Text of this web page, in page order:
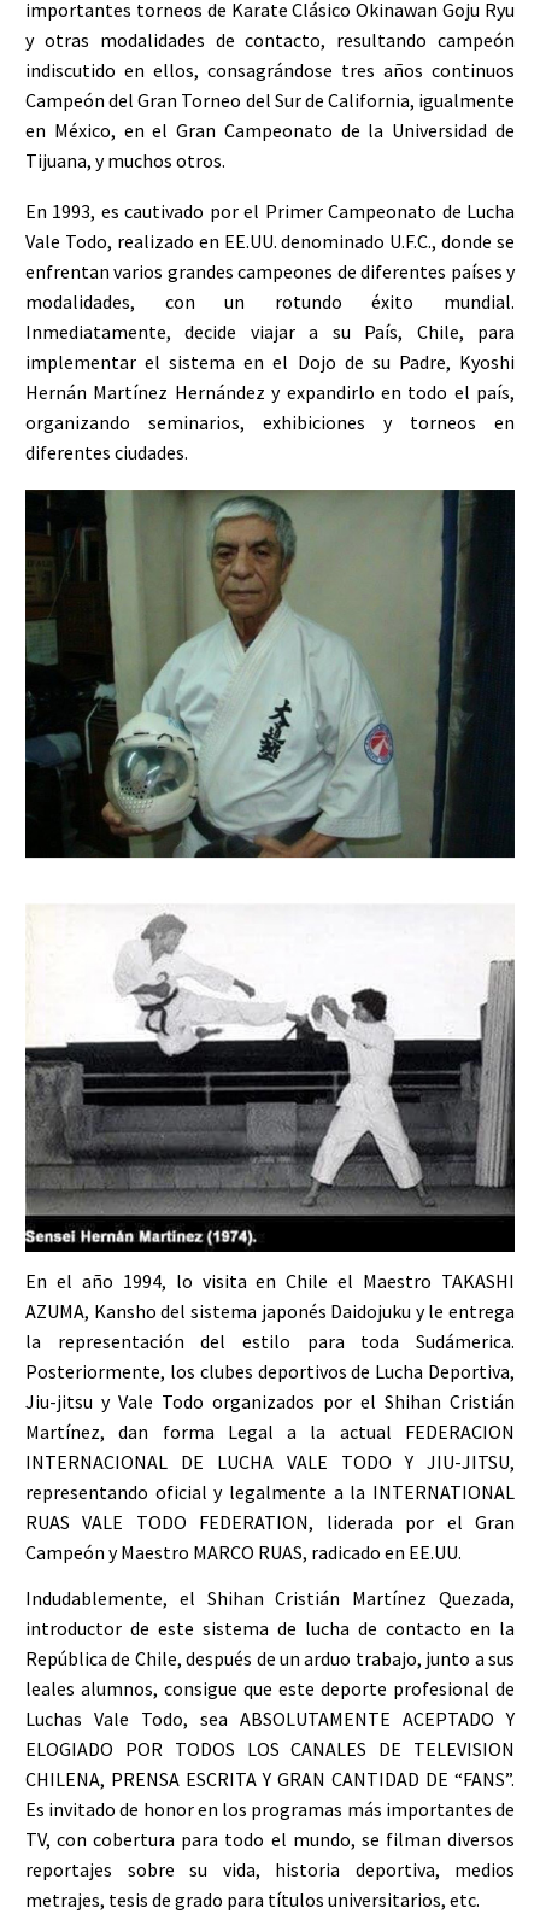
importantes torneos de Karate Clásico Okinawan Goju Ryu
y otras modalidades de contacto, resultando campeón
indiscutido en ellos, consagrándose tres años continuos
Campeón del Gran Torneo del Sur de California, igualmente
en México, en el Gran Campeonato de la Universidad de
Tijuana, y muchos otros.
En 1993, es cautivado por el Primer Campeonato de Lucha
Vale Todo, realizado en EE.UU. denominado U.F.C., donde se
enfrentan varios grandes campeones de diferentes países y
modalidades, con un rotundo éxito mundial.
Inmediatamente, decide viajar a su País, Chile, para
implementar el sistema en el Dojo de su Padre, Kyoshi
Hernán Martínez Hernández y expandirlo en todo el país,
organizando seminarios, exhibiciones y torneos en
diferentes ciudades.
En el año 1994, lo visita en Chile el Maestro TAKASHI
AZUMA, Kansho del sistema japonés Daidojuku y le entrega
la representación del estilo para toda Sudámerica.
Posteriormente, los clubes deportivos de Lucha Deportiva,
Jiu-jitsu y Vale Todo organizados por el Shihan Cristián
Martínez, dan forma Legal a la actual FEDERACION
INTERNACIONAL DE LUCHA VALE TODO Y JIU-JITSU,
representando oficial y legalmente a la INTERNATIONAL
RUAS VALE TODO FEDERATION, liderada por el Gran
Campeón y Maestro MARCO RUAS, radicado en EE.UU.
Indudablemente, el Shihan Cristián Martínez Quezada,
introductor de este sistema de lucha de contacto en la
República de Chile, después de un arduo trabajo, junto a sus
leales alumnos, consigue que este deporte profesional de
Luchas Vale Todo, sea ABSOLUTAMENTE ACEPTADO Y
ELOGIADO POR TODOS LOS CANALES DE TELEVISION
CHILENA, PRENSA ESCRITA Y GRAN CANTIDAD DE “FANS”.
Es invitado de honor en los programas más importantes de
TV, con cobertura para todo el mundo, se filman diversos
reportajes sobre su vida, historia deportiva, medios
metrajes, tesis de grado para títulos universitarios, etc.